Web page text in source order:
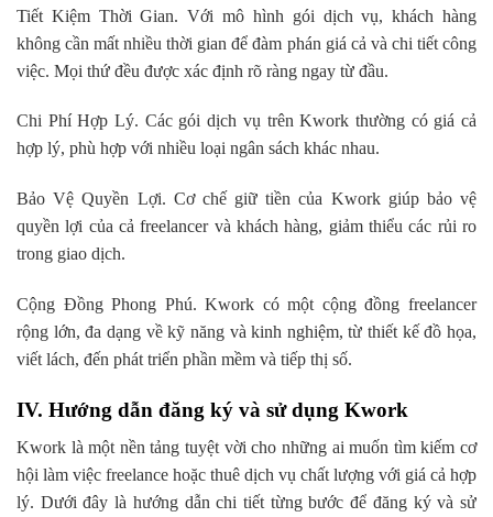
Tiết Kiệm Thời Gian. Với mô hình gói dịch vụ, khách hàng
không cần mất nhiều thời gian để đàm phán giá cả và chi tiết công
việc. Mọi thứ đều được xác định rõ ràng ngay từ đầu.
Chi Phí Hợp Lý. Các gói dịch vụ trên Kwork thường có giá cả
hợp lý, phù hợp với nhiều loại ngân sách khác nhau.
Bảo Vệ Quyền Lợi. Cơ chế giữ tiền của Kwork giúp bảo vệ
quyền lợi của cả freelancer và khách hàng, giảm thiểu các rủi ro
trong giao dịch.
Cộng Đồng Phong Phú. Kwork có một cộng đồng freelancer
rộng lớn, đa dạng về kỹ năng và kinh nghiệm, từ thiết kế đồ họa,
viết lách, đến phát triển phần mềm và tiếp thị số.
IV. Hướng dẫn đăng ký và sử dụng Kwork
Kwork là một nền tảng tuyệt vời cho những ai muốn tìm kiếm cơ
hội làm việc freelance hoặc thuê dịch vụ chất lượng với giá cả hợp
lý. Dưới đây là hướng dẫn chi tiết từng bước để đăng ký và sử